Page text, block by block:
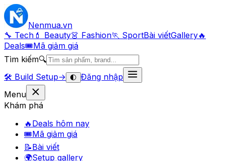
Nenmua.vn
🔧 Tech 💄 Beauty👗 Fashion🏃 SportBài viếtGallery🔥
Deals🎟Mã giảm giá
Tìm kiếm🔍
🛠️ Build Setup→ 🌓 Đăng nhập
Menu
Khám phá
🔥 Deals hôm nay
🎟Mã giảm giá
📝Bài viết
🌍Setup gallery